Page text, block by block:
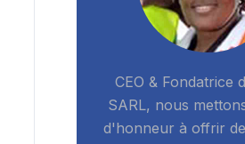
CEO & Fondatrice
SARL, nous
d'honneur à offrir